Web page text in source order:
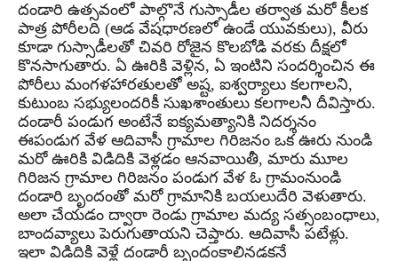
దండారి ఉత్సవంలో పాల్గొనే గుస్సాడీల తర్వాత మరో కీలక
పాత్ర పోరీలది (ఆడ వేషధారణలో ఉండే యువకులు), వీరు
కూడా గుస్సాడీలతో చివరి రోజైన కొలబోడి వరకు దీక్షలో
కొనసాగుతారు. ఏ ఊరికి వెళ్లిన, ఏ ఇంటిని సందర్శించిన ఈ
పోరీలు మంగళహారతులతో అష్ట, ఐశ్వర్యాలు కలగాలని,
కుటుంబ సభ్యులందరికీ సుఖశాంతులు కలగాలనీ దీవిస్తారు.
దండారీ పండుగ అంటేనే ఐక్యమత్యానికి నిదర్శనం
ఈపండుగ వేళ ఆదివాసీ గ్రామాల గిరిజనం ఒక ఊరు నుండి
మరో ఊరికి విడిదికి వెళ్లడం ఆనవాయితీ, మారు మూల
గిరిజన గ్రామాల గిరిజనం పండుగ వేళ ఓ గ్రామంనుండి
దండారి బృందంతో మరో గ్రామానికి బయలుదేరి వెళుతారు.
అలా చేయడం ద్వారా రెండు గ్రామాల మద్య సత్సంబంధాలు,
బాందవ్యాలు పెరుగుతాయని చెప్తారు. ఆదివాసీ పటేళ్లు.
ఇలా విడిదికి వెళ్లే దండారీ బృందంకాలినడకనే